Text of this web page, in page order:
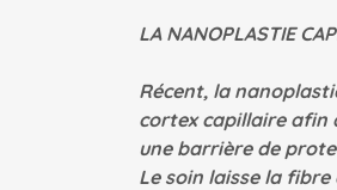
LA NANOPLASTIE
Récent, la
cortex capillaire afin
une barrière de
Le soin laisse la